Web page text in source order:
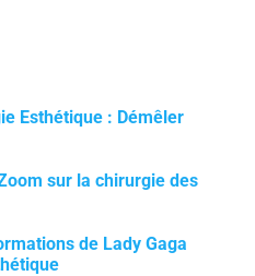
Esthétique : Démêler
sur la chirurgie des
de Lady Gaga